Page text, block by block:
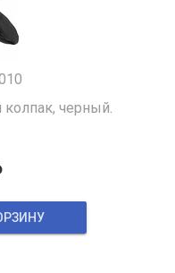
черный.